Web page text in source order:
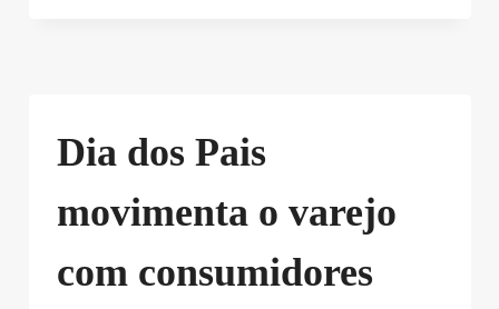
Dia dos Pais
movimenta o varejo
com consumidores